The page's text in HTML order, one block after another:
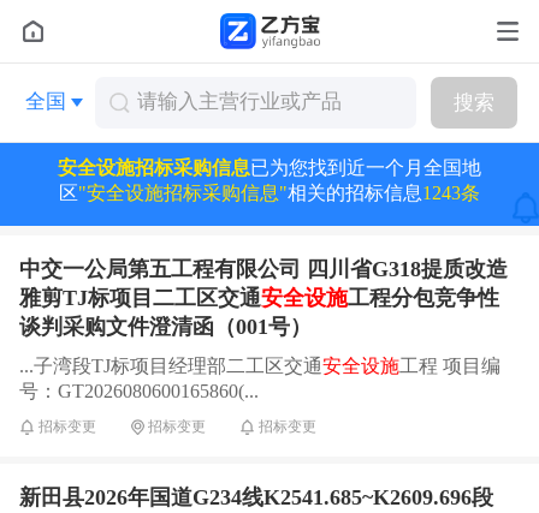
全国 搜索
安全设施招标采购信息已为您找到近一个月全国地
区"安全设施招标采购信息"相关的招标信息1243条
中交一公局第五工程有限公司 四川省G318提质改造
雅剪TJ标项目二工区交通安全设施工程分包竞争性
谈判采购文件澄清函（001号）
...子湾段TJ标项目经理部二工区交通安全设施工程 项目编
号：GT2026080600165860(...
招标变更 招标变更 招标变更
新田县2026年国道G234线K2541.685~K2609.696段